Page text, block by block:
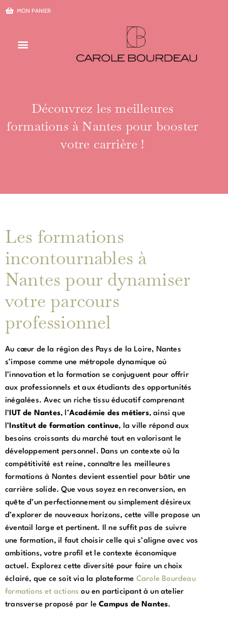
Aller
MON PANIER
Découvrez les meilleures
formations à Nantes pour booster
votre carrière !
Les formations
incontournables à
Nantes pour dynamiser
votre parcours
professionnel
Au cœur de la région des Pays de la Loire, Nantes
s’impose comme une métropole dynamique où
l’innovation et la formation se conjuguent pour offrir
aux professionnels et aux étudiants des opportunités
inégalées. Avec un riche tissu éducatif comprenant
l’IUT de Nantes, l’Académie des métiers, ainsi que
l’Institut de formation continue, la ville répond aux
besoins croissants du marché tout en valorisant le
développement personnel. Dans un contexte où la
compétitivité est reine, connaître les meilleures
formations à Nantes devient essentiel pour bâtir une
carrière solide. Que vous soyez en reconversion, en
quête d’un perfectionnement ou simplement désireux
d’explorer de nouveaux horizons, cette ville propose un
éventail large et pertinent. Il ne suffit pas de suivre
une formation, il faut choisir celle qui s’aligne avec vos
ambitions, votre profil et le contexte économique
actuel. Explorez cette diversité pour faire un choix
éclairé, que ce soit via la plateforme Carole Bourdeau
formations et actions ou en participant à un atelier
transverse proposé par leCampus de Nantes.